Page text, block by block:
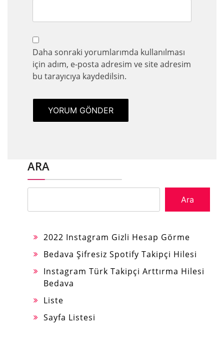
Daha sonraki yorumlarımda kullanılması
için adım, e-posta adresim ve site adresim
bu tarayıcıya kaydedilsin.
ARA
Ara
2022 Instagram Gizli Hesap Görme
Bedava Şifresiz Spotify Takipçi Hilesi
Instagram Türk Takipçi Arttırma Hilesi
Bedava
Liste
Sayfa Listesi